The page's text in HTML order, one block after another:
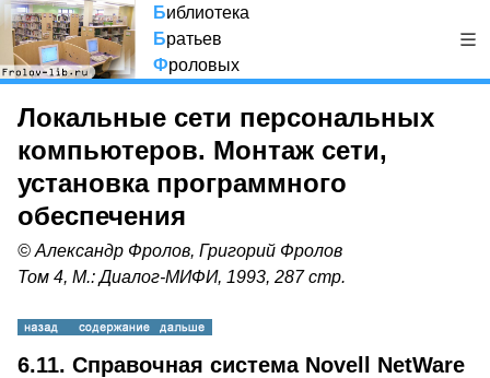
Библиотека
Братьев
Фроловых
Локальные сети персональных
компьютеров. Монтаж сети,
установка программного
обеспечения
© Александр Фролов, Григорий Фролов
Том 4, М.: Диалог-МИФИ, 1993, 287 стр.
6.11. Справочная система Novell NetWare